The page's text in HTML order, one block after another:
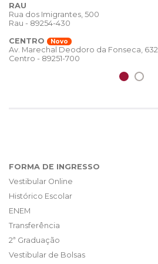
RAU
Rua dos Imigrantes, 500
Rau - 89254-430
CENTRO
Novo
Av. Marechal Deodoro da Fonseca, 632
Centro - 89251-700
FORMA DE INGRESSO
Vestibular Online
Histórico Escolar
ENEM
Transferência
2ª Graduação
Vestibular de Bolsas